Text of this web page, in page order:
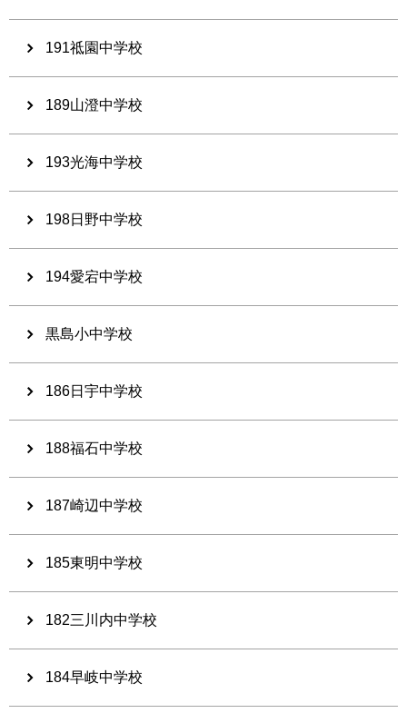
191祗園中学校
189山澄中学校
193光海中学校
198日野中学校
194愛宕中学校
黒島小中学校
186日宇中学校
188福石中学校
187崎辺中学校
185東明中学校
182三川内中学校
184早岐中学校